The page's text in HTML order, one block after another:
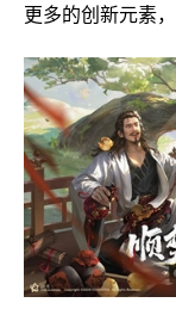
更多的创新元素